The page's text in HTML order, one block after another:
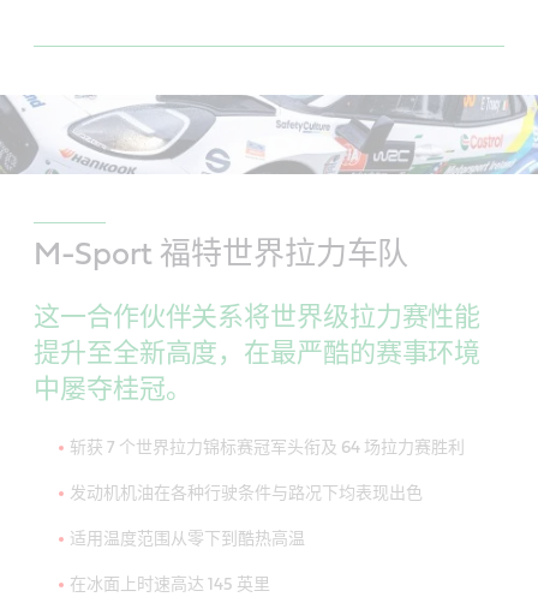
M-Sport 福特世界拉力车队
这一合作伙伴关系将世界级拉力赛性能
提升至全新高度，在最严酷的赛事环境
中屡夺桂冠。
斩获 7 个世界拉力锦标赛冠军头衔及 64 场拉力赛胜利
发动机机油在各种行驶条件与路况下均表现出色
适用温度范围从零下到酷热高温
在冰面上时速高达 145 英里